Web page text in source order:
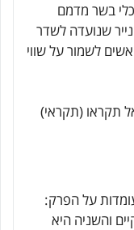
בשר מדמם
שנועדה לשדר
לשמור על שווי
תקראו (תקראי)
על הפרק:
והשניה היא